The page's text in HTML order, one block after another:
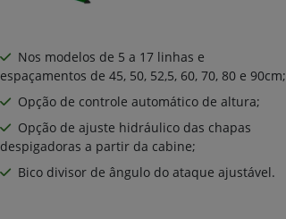
Nos modelos de 5 a 17 linhas e
espaçamentos de 45, 50, 52,5, 60, 70, 80 e 90cm;
Opção de controle automático de altura;
Opção de ajuste hidráulico das chapas
despigadoras a partir da cabine;
Bico divisor de ângulo do ataque ajustável.